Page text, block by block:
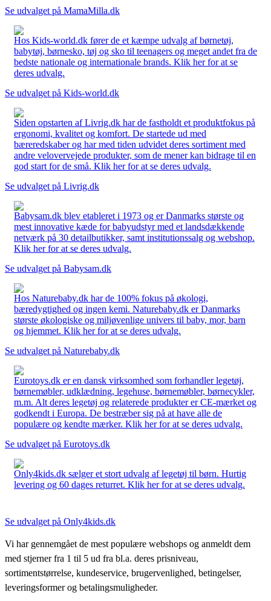
Se udvalget på MamaMilla.dk
Hos Kids-world.dk fører de et kæmpe udvalg af børnetøj,
babytøj, børnesko, tøj og sko til teenagers og meget andet fra de
bedste nationale og internationale brands. Klik her for at se
deres udvalg.
Se udvalget på Kids-world.dk
Siden opstarten af Livrig.dk har de fastholdt et produktfokus på
ergonomi, kvalitet og komfort. De startede ud med
bæreredskaber og har med tiden udvidet deres sortiment med
andre velovervejede produkter, som de mener kan bidrage til en
god start for de små. Klik her for at se deres udvalg.
Se udvalget på Livrig.dk
Babysam.dk blev etableret i 1973 og er Danmarks største og
mest innovative kæde for babyudstyr med et landsdækkende
netværk på 30 detailbutikker, samt institutionssalg og webshop.
Klik her for at se deres udvalg.
Se udvalget på Babysam.dk
Hos Naturebaby.dk har de 100% fokus på økologi,
bæredygtighed og ingen kemi. Naturebaby.dk er Danmarks
største økologiske og miljøvenlige univers til baby, mor, barn
og hjemmet. Klik her for at se deres udvalg.
Se udvalget på Naturebaby.dk
Eurotoys.dk er en dansk virksomhed som forhandler legetøj,
børnemøbler, udklædning, legehuse, børnemøbler, børnecykler,
m.m. Alt deres legetøj og relaterede produkter er CE-mærket og
godkendt i Europa. De bestræber sig på at have alle de
populære og kendte mærker. Klik her for at se deres udvalg.
Se udvalget på Eurotoys.dk
Only4kids.dk sælger et stort udvalg af legetøj til børn. Hurtig
levering og 60 dages returret. Klik her for at se deres udvalg.
Se udvalget på Only4kids.dk
Vi har gennemgået de mest populære webshops og anmeldt dem
med stjerner fra 1 til 5 ud fra bl.a. deres prisniveau,
sortimentstørrelse, kundeservice, brugervenlighed, betingelser,
leveringsformer og betalingsmuligheder.